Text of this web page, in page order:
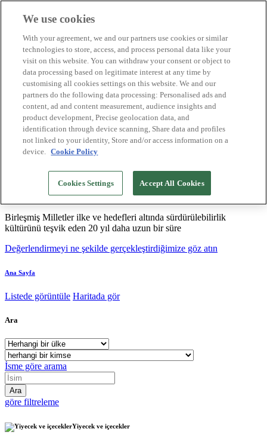
Biosphere Şirketlerini
Değerlendirmeyi nasıl yapıyoruz
Biz kimiz
TR
English
Español
Português
Français
Català
Deutsch
Sürdürülebilir modeller oluşturuyor ve iyi
uygulamaları tasdikliyoruz
Birleşmiş Milletler ilke ve hedefleri altında sürdürülebilirlik
kültürünü teşvik eden 20 yıl daha uzun bir süre
Değerlendirmeyi ne şekilde gerçekleştirdiğimize göz atın
Ana Sayfa
Listede görüntüle Haritada gör
Ara
İsme göre arama
göre filtreleme
Yiyecek ve içecekler
We use cookies
With your agreement, we and our partners use cookies or similar
technologies to store, access, and process personal data like your
visit on this website. You can withdraw your consent or object to
data processing based on legitimate interest at any time by
customising all cookies settings on this website. We and our
partners do the following data processing: Personalised ads and
content, ad and content measurement, audience insights and
product development, Precise geolocation data, and
identification through device scanning, Share data and profiles
not linked to your identity, Store and/or access information on a
device. Cookie Policy
Cookies Settings Accept All Cookies